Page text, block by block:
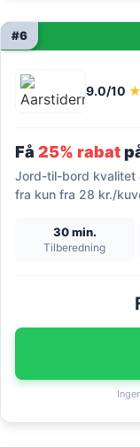
#6
9.0/10
Få 25% rabat
Jord-til-bord kvalitet
fra kun fra 28 kr./
30 min.
Tilberedning